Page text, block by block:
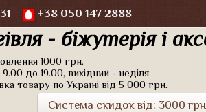
- біжутерія і
1000 грн.
до 19.00, вихідний - неділя.
товару по Україні від 5 000 грн.
Система скидок від: 3000
+38 050 147 2888